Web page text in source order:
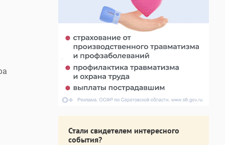
Стали свидетелем интересного
события?